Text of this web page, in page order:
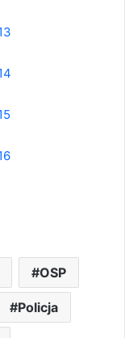
OSP
Policja